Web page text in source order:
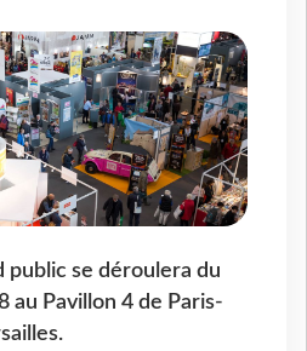
public se déroulera du
au Pavillon 4 de Paris-